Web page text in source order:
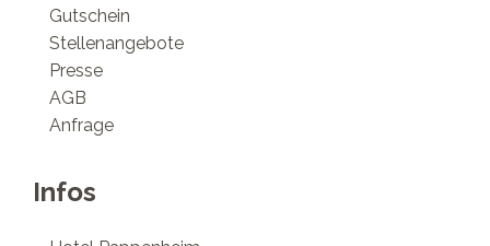
Gutschein
Stellenangebote
Presse
AGB
Anfrage
Infos